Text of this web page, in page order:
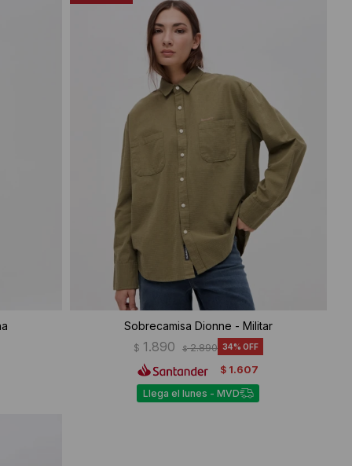
Sobrecamisa Dionne - Militar
$ 1.890 $ 2.890 34
$ 1.607
Llega el lunes - MVD